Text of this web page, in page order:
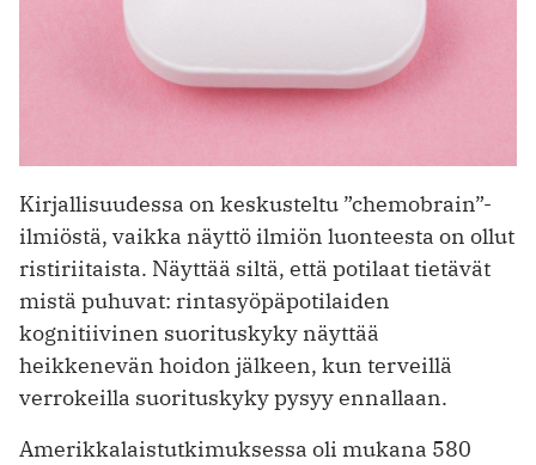
Kirjallisuudessa on keskusteltu ”chemobrain”-
ilmiöstä, vaikka näyttö ilmiön luonteesta on ollut
ristiriitaista. Näyttää siltä, että potilaat tietävät
mistä puhuvat: rintasyöpä­potilaiden
kognitiivinen suorituskyky näyttää
heikkenevän hoidon jälkeen, kun terveillä
verrokeilla suorituskyky pysyy ennallaan.
Amerikkalaistutkimuksessa oli ­mukana 580